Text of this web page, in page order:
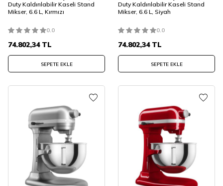
Duty Kaldırılabilir Kaseli Stand
Mikser, 6.6 L, Kırmızı
0.0
74.802,34TL
SEPETE EKLE
Duty Kaldırılabilir Kaseli Stand
Mikser, 6.6 L, Siyah
0.0
74.802,34TL
SEPETE EKLE